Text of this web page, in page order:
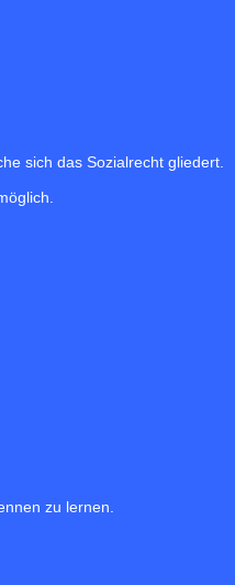
sich das Sozialrecht gliedert.
zu lernen.